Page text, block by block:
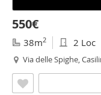
550€
38m2 2 Loc
Via delle Spighe,